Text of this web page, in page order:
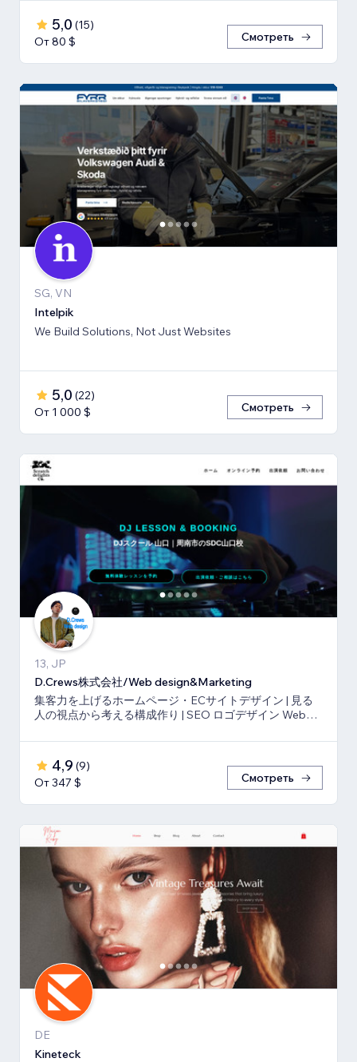
5,0 (15)
От 80 $
Смотреть
SG, VN
Intelpik
We Build Solutions, Not Just Websites
5,0 (22)
От 1 000 $
Смотреть
13, JP
D.Crews株式会社/Web design&Marketing
集客力を上げるホームページ・ECサイトデザイン | 見る
人の視点から考える構成作り | SEO ロゴデザイン Webマ
4,9 (9)
От 347 $
Смотреть
DE
Kineteck